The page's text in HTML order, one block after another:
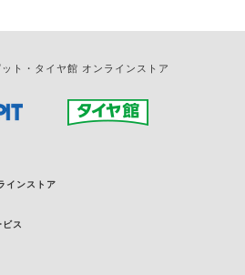
ット・タイヤ館 オンラインストア
インストア
ス